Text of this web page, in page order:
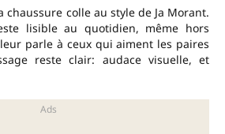
colle au style de Ja Morant.
lisible au quotidien, même hors
parle à ceux qui aiment les paires
reste clair: audace visuelle, et